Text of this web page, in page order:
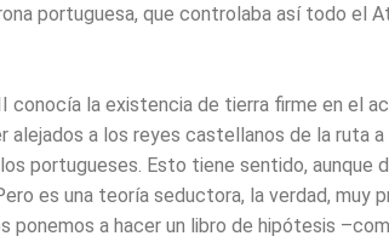
portuguesa, que controlaba así todo el
conocía la existencia de tierra firme en el
alejados a los reyes castellanos de la ruta a
los portugueses. Esto tiene sentido, aunque
es una teoría seductora, la verdad, muy
ponemos a hacer un libro de hipótesis